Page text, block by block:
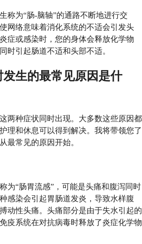
称为“肠-脑轴”的通路不断地进行交
网络意味着消化系统的不适会引发头
症或感染时，您的身体会释放化学物
时引起肠道不适和头部不适。
生的最常见原因是什
两种症状同时出现。大多数这些原因都
理和休息可以得到解决。我将带领您了
最常见的原因开始。
为“肠胃流感”，可能是头痛和腹泻同时
感染会引起胃肠道发炎，导致水样腹
动性头痛。头痛部分是由于失水引起的
疫系统在对抗病毒时释放了炎症化学物